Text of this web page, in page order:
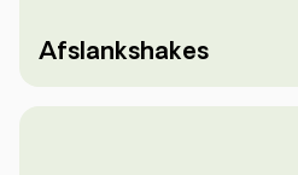
Afslankshakes